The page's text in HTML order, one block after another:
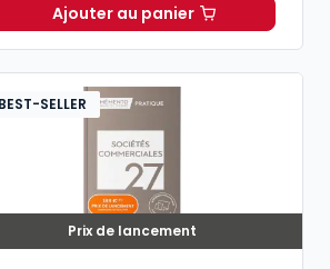
€ TTC
Ajouter au panierCode civil 2027 annoté.
Prix de lancement
BEST-SELLER